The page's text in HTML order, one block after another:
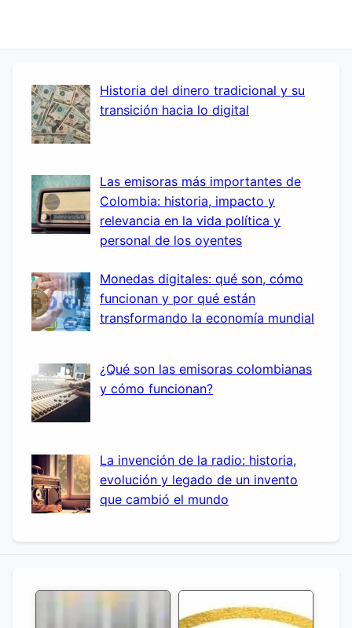
Historia del dinero tradicional y su
transición hacia lo digital
Las emisoras más importantes de
Colombia: historia, impacto y
relevancia en la vida política y
personal de los oyentes
Monedas digitales: qué son, cómo
funcionan y por qué están
transformando la economía mundial
¿Qué son las emisoras colombianas
y cómo funcionan?
La invención de la radio: historia,
evolución y legado de un invento
que cambió el mundo